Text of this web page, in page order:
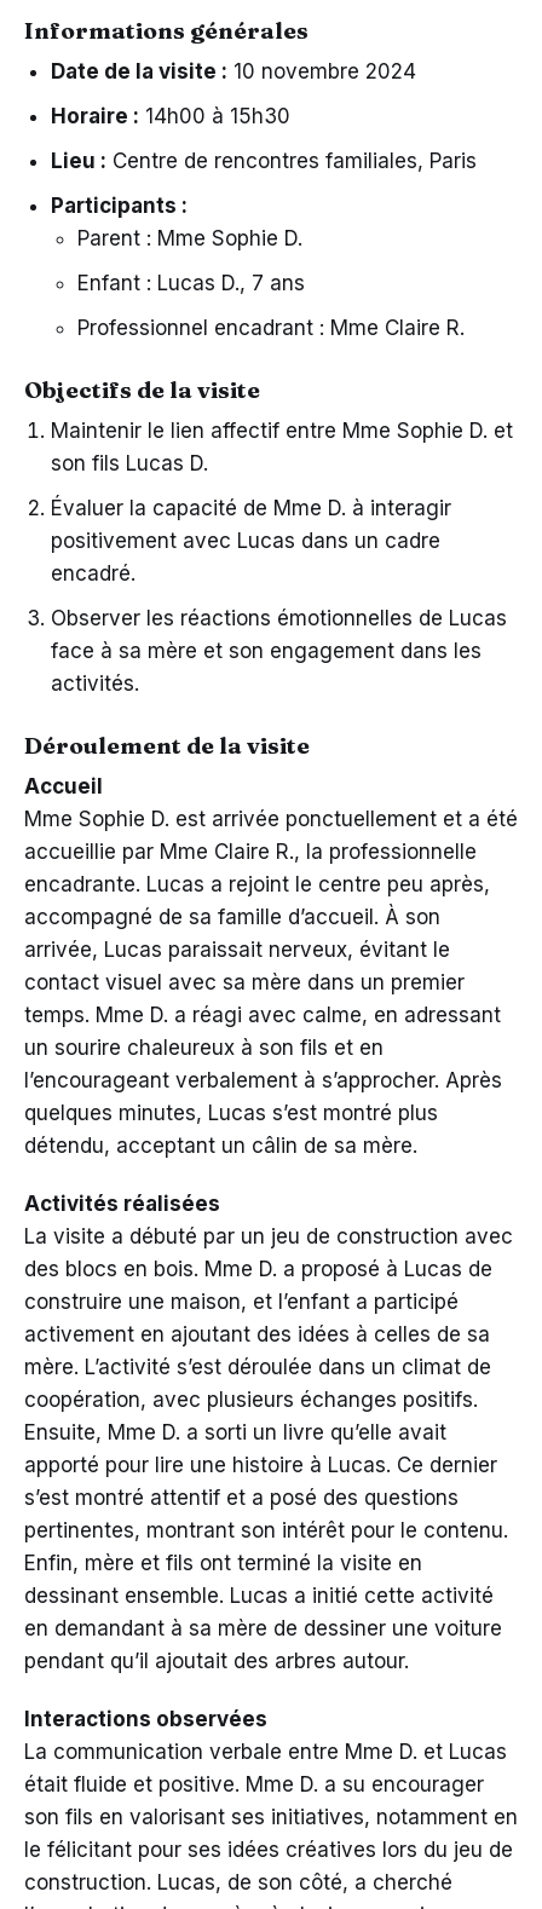
Informations générales
Date de la visite : 10 novembre 2024
Horaire : 14h00 à 15h30
Lieu : Centre de rencontres familiales, Paris
Participants :
Parent : Mme Sophie D.
Enfant : Lucas D., 7 ans
Professionnel encadrant : Mme Claire R.
Objectifs de la visite
Maintenir le lien affectif entre Mme Sophie D. et
son fils Lucas D.
Évaluer la capacité de Mme D. à interagir
positivement avec Lucas dans un cadre
encadré.
Observer les réactions émotionnelles de Lucas
face à sa mère et son engagement dans les
activités.
Déroulement de la visite
Accueil
Mme Sophie D. est arrivée ponctuellement et a été
accueillie par Mme Claire R., la professionnelle
encadrante. Lucas a rejoint le centre peu après,
accompagné de sa famille d’accueil. À son
arrivée, Lucas paraissait nerveux, évitant le
contact visuel avec sa mère dans un premier
temps. Mme D. a réagi avec calme, en adressant
un sourire chaleureux à son fils et en
l’encourageant verbalement à s’approcher. Après
quelques minutes, Lucas s’est montré plus
détendu, acceptant un câlin de sa mère.
Activités réalisées
La visite a débuté par un jeu de construction avec
des blocs en bois. Mme D. a proposé à Lucas de
construire une maison, et l’enfant a participé
activement en ajoutant des idées à celles de sa
mère. L’activité s’est déroulée dans un climat de
coopération, avec plusieurs échanges positifs.
Ensuite, Mme D. a sorti un livre qu’elle avait
apporté pour lire une histoire à Lucas. Ce dernier
s’est montré attentif et a posé des questions
pertinentes, montrant son intérêt pour le contenu.
Enfin, mère et fils ont terminé la visite en
dessinant ensemble. Lucas a initié cette activité
en demandant à sa mère de dessiner une voiture
pendant qu’il ajoutait des arbres autour.
Interactions observées
La communication verbale entre Mme D. et Lucas
était fluide et positive. Mme D. a su encourager
son fils en valorisant ses initiatives, notamment en
le félicitant pour ses idées créatives lors du jeu de
construction. Lucas, de son côté, a cherché